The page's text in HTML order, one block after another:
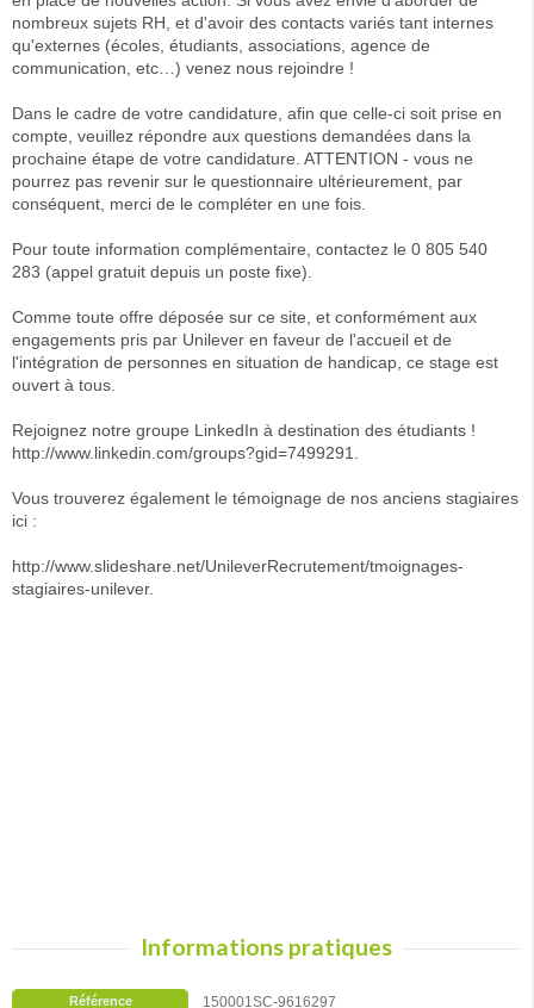
nombreux sujets RH, et d'avoir des contacts variés tant internes
qu'externes (écoles, étudiants, associations, agence de
communication, etc…) venez nous rejoindre !
Dans le cadre de votre candidature, afin que celle-ci soit prise en
compte, veuillez répondre aux questions demandées dans la
prochaine étape de votre candidature. ATTENTION - vous ne
pourrez pas revenir sur le questionnaire ultérieurement, par
conséquent, merci de le compléter en une fois.
Pour toute information complémentaire, contactez le 0 805 540
283 (appel gratuit depuis un poste fixe).
Comme toute offre déposée sur ce site, et conformément aux
engagements pris par Unilever en faveur de l'accueil et de
l'intégration de personnes en situation de handicap, ce stage est
ouvert à tous.
Rejoignez notre groupe LinkedIn à destination des étudiants !
http://www.linkedin.com/groups?gid=7499291.
Vous trouverez également le témoignage de nos anciens stagiaires
ici :
http://www.slideshare.net/UnileverRecrutement/tmoignages-
stagiaires-unilever.
Informations pratiques
Référence 150001SC-9616297